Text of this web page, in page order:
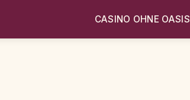
CASINO OHNE OASIS